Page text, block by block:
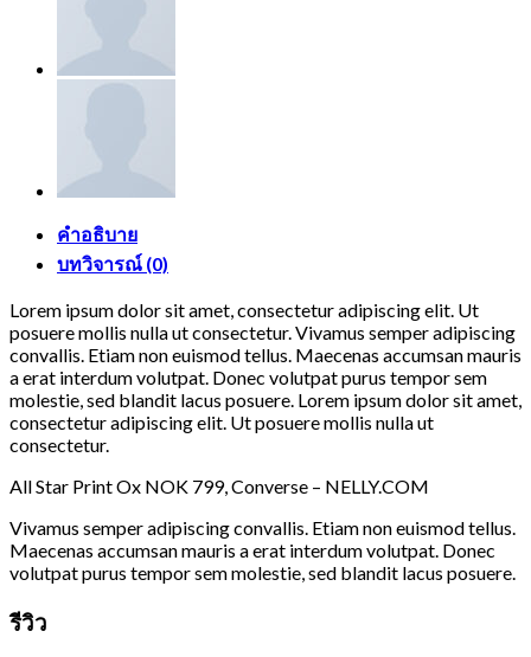
คำอธิบาย
บทวิจารณ์ (0)
Lorem ipsum dolor sit amet, consectetur adipiscing elit. Ut
posuere mollis nulla ut consectetur. Vivamus semper adipiscing
convallis. Etiam non euismod tellus. Maecenas accumsan mauris
a erat interdum volutpat. Donec volutpat purus tempor sem
molestie, sed blandit lacus posuere. Lorem ipsum dolor sit amet,
consectetur adipiscing elit. Ut posuere mollis nulla ut
consectetur.
All Star Print Ox NOK 799, Converse – NELLY.COM
Vivamus semper adipiscing convallis. Etiam non euismod tellus.
Maecenas accumsan mauris a erat interdum volutpat. Donec
volutpat purus tempor sem molestie, sed blandit lacus posuere.
รีวิว